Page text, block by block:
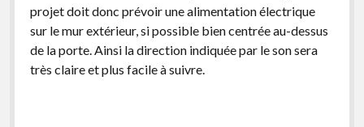
projet doit donc prévoir une alimentation électrique
sur le mur extérieur, si possible bien centrée au-dessus
de la porte. Ainsi la direction indiquée par le son sera
très claire et plus facile à suivre.